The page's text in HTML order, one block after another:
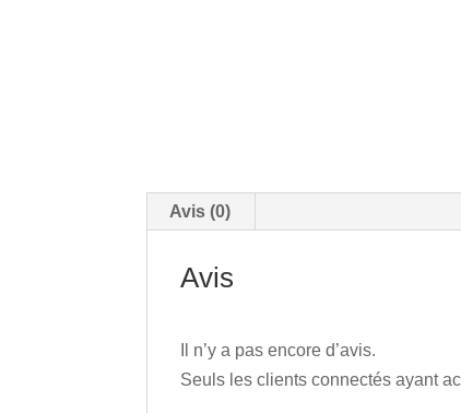
Avis (0)
Avis
Il n’y a pas encore d’avis.
Seuls les clients connectés ayant